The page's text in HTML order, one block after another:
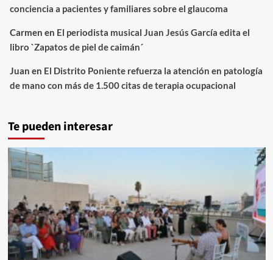
conciencia a pacientes y familiares sobre el glaucoma
Carmen en El periodista musical Juan Jesús García edita el
libro `Zapatos de piel de caimán´
Juan en El Distrito Poniente refuerza la atención en patología
de mano con más de 1.500 citas de terapia ocupacional
Te pueden interesar